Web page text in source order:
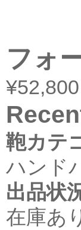
フォ
¥52,800
鞄カテ
ハンド
出品状
在庫あ